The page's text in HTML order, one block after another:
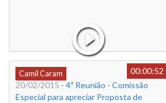
Camil Caram
00:00:52
20/02/2015 - 4ª Reunião - Comissão
Especial para apreciar Proposta de